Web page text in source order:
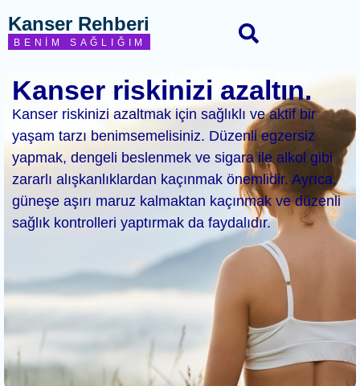
Kanser Rehberi
BENIM SAĞLIĞIM
Kanser riskinizi azaltın.
Kanser riskinizi azaltmak için sağlıklı ve aktif bir
yaşam tarzı benimsemelisiniz. Düzenli egzersiz
yapmak, dengeli beslenmek ve sigara ile alkol gibi
zararlı alışkanlıklardan kaçınmak önemlidir. Ayrıca,
güneşe aşırı maruz kalmaktan kaçınmak ve düzenli
sağlık kontrolleri yaptırmak da faydalıdır.